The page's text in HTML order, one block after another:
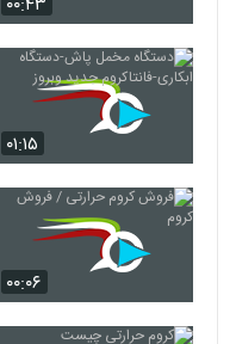
۰۱:۱۵
۰۰:۰۶